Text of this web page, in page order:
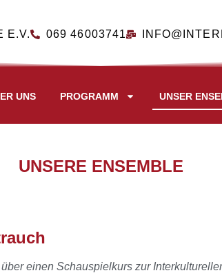
E.V. 069 46003741
UNS PROGRAMM UNSER
UNSERE ENSEMBLE
einen Schauspielkurs zur